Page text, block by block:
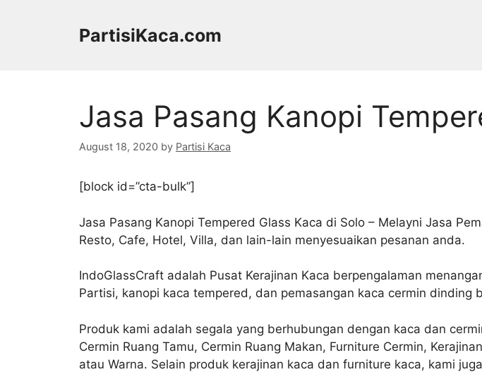
PartisiKaca.com
Jasa Pasang Kanopi
August 18, 2020 by Partisi Kaca
[block id=”cta-bulk”]
Jasa Pasang Kanopi Tempered Glass Kaca di Solo – Melayni Jasa
Resto, Cafe, Hotel, Villa, dan lain-lain menyesuaikan pesanan anda.
IndoGlassCraft adalah Pusat Kerajinan Kaca berpengalaman
Partisi, kanopi kaca tempered, dan pemasangan kaca cermin dinding
Produk kami adalah segala yang berhubungan dengan kaca dan
Cermin Ruang Tamu, Cermin Ruang Makan, Furniture Cermin,
atau Warna. Selain produk kerajinan kaca dan furniture kaca, kami